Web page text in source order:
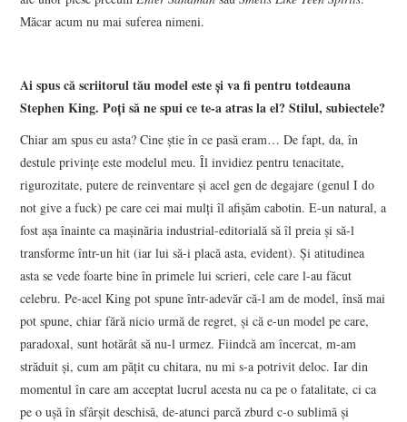
Măcar acum nu mai suferea nimeni.
Ai spus că scriitorul tău model este și va fi pentru totdeauna
Stephen King. Poți să ne spui ce te-a atras la el? Stilul, subiectele?
Chiar am spus eu asta? Cine știe în ce pasă eram… De fapt, da, în
destule privințe este modelul meu. Îl invidiez pentru tenacitate,
rigurozitate, putere de reinventare și acel gen de degajare (genul I do
not give a fuck) pe care cei mai mulți îl afișăm cabotin. E-un natural, a
fost așa înainte ca mașinăria industrial-editorială să îl preia și să-l
transforme într-un hit (iar lui să-i placă asta, evident). Și atitudinea
asta se vede foarte bine în primele lui scrieri, cele care l-au făcut
celebru. Pe-acel King pot spune într-adevăr că-l am de model, însă mai
pot spune, chiar fără nicio urmă de regret, și că e-un model pe care,
paradoxal, sunt hotărât să nu-l urmez. Fiindcă am încercat, m-am
străduit și, cum am pățit cu chitara, nu mi s-a potrivit deloc. Iar din
momentul în care am acceptat lucrul acesta nu ca pe o fatalitate, ci ca
pe o ușă în sfârșit deschisă, de-atunci parcă zburd c-o sublimă și